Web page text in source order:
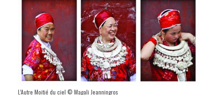
L’Autre Moitié du ciel © Magali Jeanningros